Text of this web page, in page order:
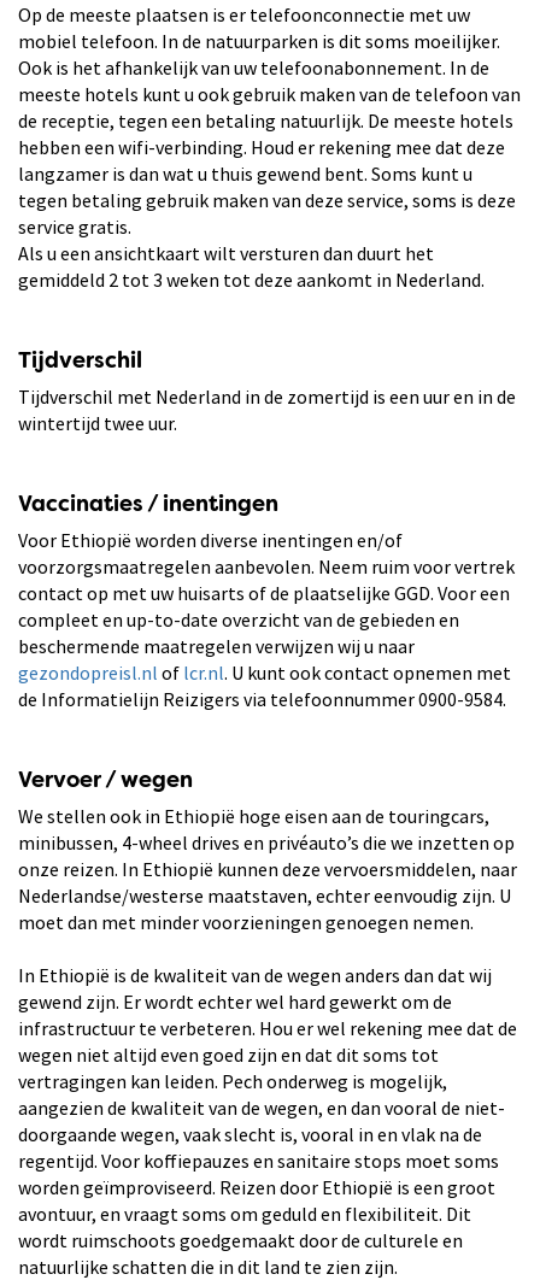
Op de meeste plaatsen is er telefoonconnectie met uw
mobiel telefoon. In de natuurparken is dit soms moeilijker.
Ook is het afhankelijk van uw telefoonabonnement. In de
meeste hotels kunt u ook gebruik maken van de telefoon van
de receptie, tegen een betaling natuurlijk. De meeste hotels
hebben een wifi-verbinding. Houd er rekening mee dat deze
langzamer is dan wat u thuis gewend bent. Soms kunt u
tegen betaling gebruik maken van deze service, soms is deze
service gratis.
Als u een ansichtkaart wilt versturen dan duurt het
gemiddeld 2 tot 3 weken tot deze aankomt in Nederland.
Tijdverschil
Tijdverschil met Nederland in de zomertijd is een uur en in de
wintertijd twee uur.
Vaccinaties / inentingen
Voor Ethiopië worden diverse inentingen en/of
voorzorgsmaatregelen aanbevolen. Neem ruim voor vertrek
contact op met uw huisarts of de plaatselijke GGD. Voor een
compleet en up-to-date overzicht van de gebieden en
beschermende maatregelen verwijzen wij u naar
gezondopreisl.nl of lcr.nl. U kunt ook contact opnemen met
de Informatielijn Reizigers via telefoonnummer 0900-9584.
Vervoer / wegen
We stellen ook in Ethiopië hoge eisen aan de touringcars,
minibussen, 4-wheel drives en privéauto’s die we inzetten op
onze reizen. In Ethiopië kunnen deze vervoersmiddelen, naar
Nederlandse/westerse maatstaven, echter eenvoudig zijn. U
moet dan met minder voorzieningen genoegen nemen.
In Ethiopië is de kwaliteit van de wegen anders dan dat wij
gewend zijn. Er wordt echter wel hard gewerkt om de
infrastructuur te verbeteren. Hou er wel rekening mee dat de
wegen niet altijd even goed zijn en dat dit soms tot
vertragingen kan leiden. Pech onderweg is mogelijk,
aangezien de kwaliteit van de wegen, en dan vooral de niet-
doorgaande wegen, vaak slecht is, vooral in en vlak na de
regentijd. Voor koffiepauzes en sanitaire stops moet soms
worden geïmproviseerd. Reizen door Ethiopië is een groot
avontuur, en vraagt soms om geduld en flexibiliteit. Dit
wordt ruimschoots goedgemaakt door de culturele en
natuurlijke schatten die in dit land te zien zijn.